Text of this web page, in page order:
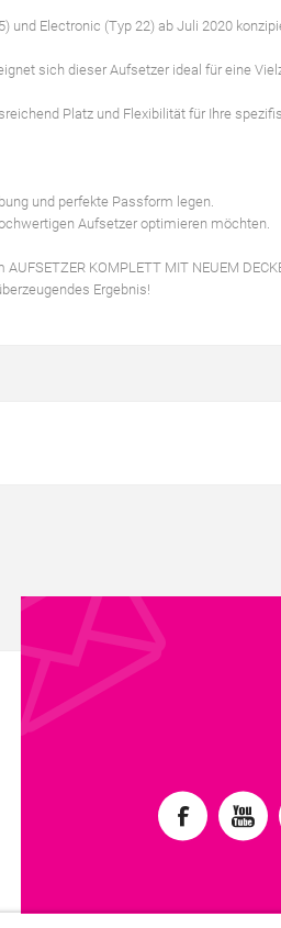
und Electronic (Typ 22) ab Juli 2020
sich dieser Aufsetzer ideal für eine
Platz und Flexibilität für Ihre
und perfekte Passform legen.
Aufsetzer optimieren möchten.
KOMPLETT MIT NEUEM
Ergebnis!